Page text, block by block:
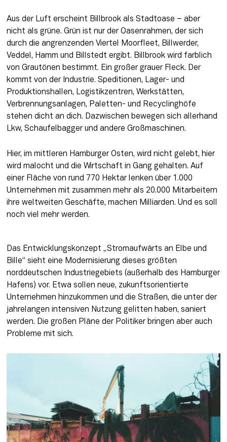
Aus der Luft erscheint Billbrook als Stadtoase – aber
nicht als grüne. Grün ist nur der Oasenrahmen, der sich
durch die angrenzenden Viertel Moorfleet, Billwerder,
Veddel, Hamm und Billstedt ergibt. Billbrook wird farblich
von Grautönen bestimmt. Ein großer grauer Fleck. Der
kommt von der Industrie. Speditionen, Lager- und
Produktionshallen, Logistikzentren, Werkstätten,
Verbrennungsanlagen, Paletten- und Recyclinghöfe
stehen dicht an dich. Dazwischen bewegen sich allerhand
Lkw, Schaufelbagger und andere Großmaschinen.
Hier, im mittleren Hamburger Osten, wird nicht gelebt, hier
wird malocht und die Wirtschaft in Gang gehalten. Auf
einer Fläche von rund 770 Hektar lenken über 1.000
Unternehmen mit zusammen mehr als 20.000 Mitarbeitern
ihre weltweiten Geschäfte, machen Milliarden. Und es soll
noch viel mehr werden.
Das Entwicklungskonzept „Stromaufwärts an Elbe und
Bille“ sieht eine Modernisierung dieses größten
norddeutschen Industriegebiets (außerhalb des Hamburger
Hafens) vor. Etwa sollen neue, zukunftsorientierte
Unternehmen hinzukommen und die Straßen, die unter der
jahrelangen intensiven Nutzung gelitten haben, saniert
werden. Die großen Pläne der Politiker bringen aber auch
Probleme mit sich.